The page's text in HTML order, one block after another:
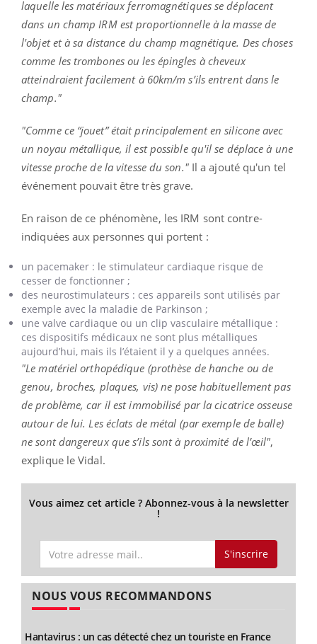
laquelle les matériaux ferromagnétiques se déplacent
dans un champ IRM est proportionnelle à la masse de
l'objet et à sa distance du champ magnétique. Des choses
comme les trombones ou les épingles à cheveux
atteindraient facilement à 60km/m s’ils entrent dans le
champ."
"Comme ce “jouet” était principalement en silicone avec
un noyau métallique, il est possible qu'il se déplace à une
vitesse proche de la vitesse du son."Il a ajouté qu'un tel
événement pouvait être très grave.
En raison de ce phénomène, les IRM sont contre-
indiquées aux personnes qui portent :
un pacemaker : le stimulateur cardiaque risque de
cesser de fonctionner ;
des neurostimulateurs : ces appareils sont utilisés par
exemple avec la maladie de Parkinson ;
une valve cardiaque ou un clip vasculaire métallique :
ces dispositifs médicaux ne sont plus métalliques
aujourd’hui, mais ils l’étaient il y a quelques années.
"Le matériel orthopédique (prothèse de hanche ou de
genou, broches, plaques, vis) ne pose habituellement pas
de problème, car il est immobilisé par la cicatrice osseuse
autour de lui. Les éclats de métal (par exemple de balle)
ne sont dangereux que s’ils sont à proximité de l’œil",
explique le Vidal.
Vous aimez cet article ? Abonnez-vous à la newsletter
!
S'inscrire
NOUS VOUS RECOMMANDONS
Hantavirus : un cas détecté chez un touriste en France